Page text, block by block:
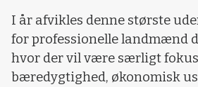
I år afvikles denne største
for professionelle landmænd
hvor der vil være særligt
bæredygtighed, økonomisk